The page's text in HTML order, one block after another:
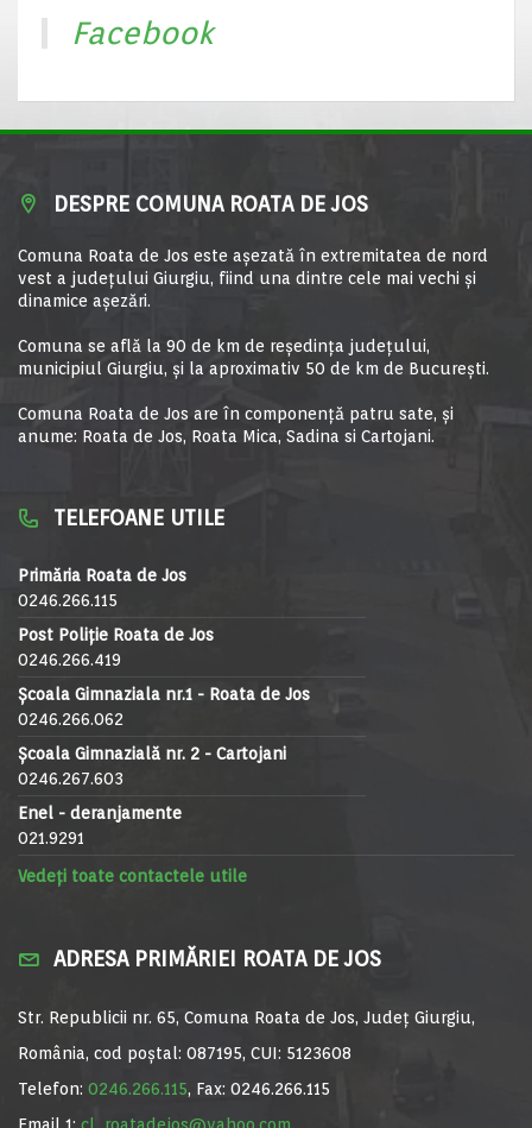
Facebook
DESPRE COMUNA ROATA DE JOS
Comuna Roata de Jos este aşezată în extremitatea de nord
vest a judeţului Giurgiu, fiind una dintre cele mai vechi şi
dinamice aşezări.
Comuna se află la 90 de km de reşedinţa judeţului,
municipiul Giurgiu, şi la aproximativ 50 de km de Bucureşti.
Comuna Roata de Jos are în componență patru sate, și
anume: Roata de Jos, Roata Mica, Sadina si Cartojani.
TELEFOANE UTILE
Primăria Roata de Jos
0246.266.115
Post Poliție Roata de Jos
0246.266.419
Școala Gimnaziala nr.1 - Roata de Jos
0246.266.062
Școala Gimnazială nr. 2 - Cartojani
0246.267.603
Enel - deranjamente
021.9291
Vedeți toate contactele utile
ADRESA PRIMĂRIEI ROATA DE JOS
Str. Republicii nr. 65, Comuna Roata de Jos, Județ Giurgiu,
România, cod poștal: 087195, CUI: 5123608
Telefon: 0246.266.115, Fax: 0246.266.115
Email 1: cl_roatadejos@yahoo.com